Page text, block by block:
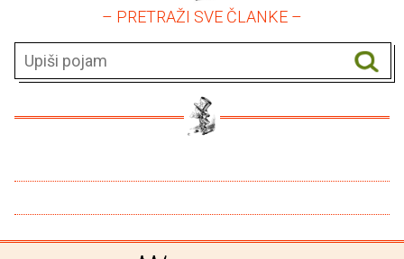
– PRETRAŽI SVE ČLANKE –